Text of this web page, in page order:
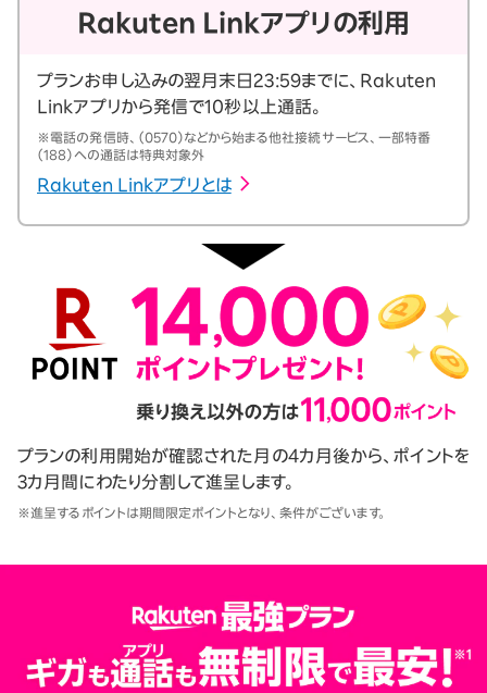
Rakuten Linkアプリの利用
プランお申し込みの翌月末日23:59までに、Rakuten
Linkアプリから発信で10秒以上通話。
※電話の発信時、（0570）などから始まる他社接続サービス、一部特番
（188）への通話は特典対象外
Rakuten Linkアプリとは
プランの利用開始が確認された月の4カ月後から、ポイントを
3カ月間にわたり分割して進呈します。
※進呈するポイントは期間限定ポイントとなり、条件がございます。